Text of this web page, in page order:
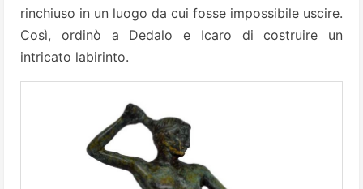
rinchiuso in un luogo da cui fosse impossibile uscire.
Così, ordinò a Dedalo e Icaro di costruire un
intricato labirinto.